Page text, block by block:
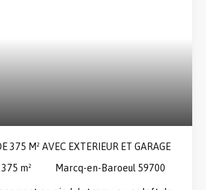
375 M² AVEC EXTERIEUR ET GARAGE
375 m² Marcq-en-Baroeul 59700